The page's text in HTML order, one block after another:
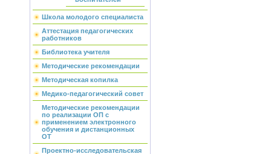
Школа молодого специалиста
Аттестация педагогических
работников
Библиотека учителя
Методические рекомендации
Методическая копилка
Медико-педагогический совет
Методические рекомендации
по реализации ОП с
применением электронного
обучения и дистанционных
ОТ
Проектно-исследовательская